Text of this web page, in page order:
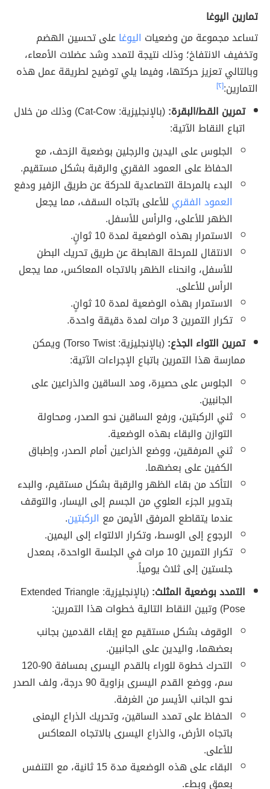
تمارين اليوغا
تساعد مجموعة من وضعيات اليوغاعلى تحسين الهضم
وتخفيف الانتفاخ؛ وذلك نتيجة لتمدد وشد عضلات الأمعاء،
وبالتالي تعزيز حركتها، وفيما يلي توضيح لطريقة عمل هذه
التمارين:[٢]
تمرين القط/البقرة:
(بالإنجليزية: Cat-Cow) وذلك من خلال
اتباع النقاط الآتية:
الجلوس على اليدين والرجلين بوضعية الزحف، مع
الحفاظ على العمود الفقري والرقبة بشكل مستقيم.
البدء بالمرحلة التصاعدية للحركة عن طريق الزفير ودفع
العمود الفقري للأعلى باتجاه السقف، مما يجعل
الظهر للأعلى، والرأس للأسفل.
الاستمرار بهذه الوضعية لمدة 10 ثوانٍ.
الانتقال للمرحلة الهابطة عن طريق تحريك البطن
للأسفل، وانحناء الظهر بالاتجاه المعاكس، مما يجعل
الرأس للأعلى.
الاستمرار بهذه الوضعية لمدة 10 ثوانٍ.
تكرار التمرين 3 مرات لمدة دقيقة واحدة.
تمرين التواء الجذع:
(بالإنجليزية: Torso Twist) ويمكن
ممارسة هذا التمرين باتباع الإجراءات الآتية:
الجلوس على حصيرة، ومد الساقين والذراعين على
الجانبين.
ثني الركبتين، ورفع الساقين نحو الصدر، ومحاولة
التوازن والبقاء بهذه الوضعية.
ثني المرفقين، ووضع الذراعين أمام الصدر، وإطباق
الكفين على بعضهما.
التأكد من بقاء الظهر والرقبة بشكل مستقيم، والبدء
بتدوير الجزء العلوي من الجسم إلى اليسار، والتوقف
عندما يتقاطع المرفق الأيمن مع الركبتين.
الرجوع إلى الوسط، وتكرار الالتواء إلى اليمين.
تكرار التمرين 10 مرات في الجلسة الواحدة، بمعدل
جلستين إلى ثلاث يومياً.
التمدد بوضعية المثلث:
(بالإنجليزية: Extended Triangle
Pose) وتبين النقاط التالية خطوات هذا التمرين:
الوقوف بشكل مستقيم مع إبقاء القدمين بجانب
بعضهما، واليدين على الجانبين.
التحرك خطوة للوراء بالقدم اليسرى بمسافة 90-120
سم، ووضع القدم اليسرى بزاوية 90 درجة، ولف الصدر
نحو الجانب الأيسر من الغرفة.
الحفاظ على تمدد الساقين، وتحريك الذراع اليمنى
باتجاه الأرض، والذراع اليسرى بالاتجاه المعاكس
للأعلى.
البقاء على هذه الوضعية مدة 15 ثانية، مع التنفس
بعمق وبطء.